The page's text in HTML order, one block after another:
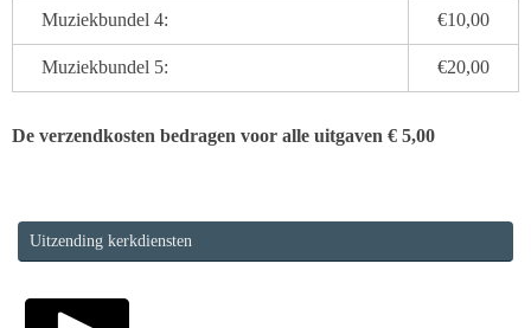
Muziekbundel 4: €10,00
Muziekbundel 5: €20,00
De verzendkosten bedragen voor alle uitgaven € 5,00
Uitzending kerkdiensten